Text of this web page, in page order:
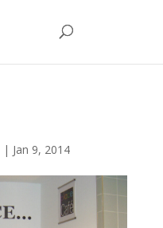
| Jan 9, 2014